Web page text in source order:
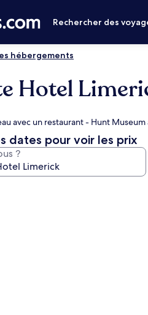
Rechercher des
hébergements
Hotel
avec un restaurant - Hunt Museum
dates pour voir les prix
?